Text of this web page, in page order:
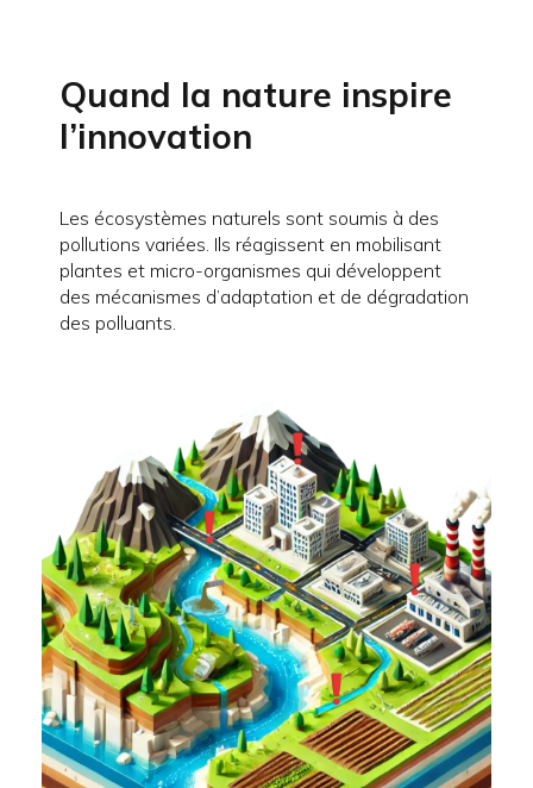
Quand la nature inspire
l’innovation
Les écosystèmes naturels sont soumis à des
pollutions variées. Ils réagissent en mobilisant
plantes et micro-organismes qui développent
des mécanismes d’adaptation et de dégradation
des polluants.